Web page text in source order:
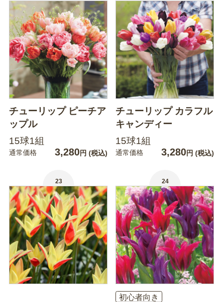
チューリップ ピーチア
ップル
15球1組
通常価格 3,280円 (税込)
チューリップ カラフル
キャンディー
15球1組
通常価格 3,280円 (税込)
23 24
初心者向き